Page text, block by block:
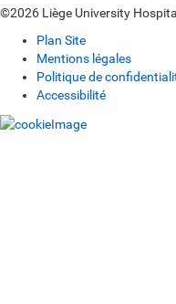
©2026 Liège University
Plan Site
Mentions légales
Politique de
Accessibilité